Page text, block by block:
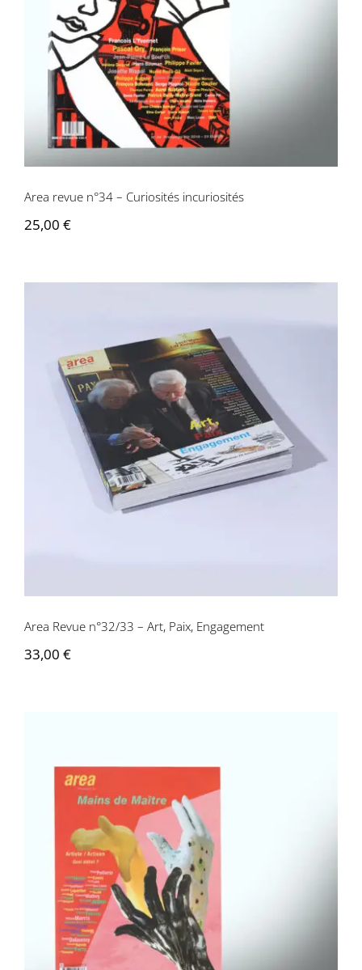
incuriosités
Area revue n°34 – Curiosités incuriosités
25,00 €
Area Revue n°32/33 – Art, Paix,
Engagement
Area Revue n°32/33 – Art, Paix, Engagement
33,00 €
Area revue n°31 – Mains de Maître